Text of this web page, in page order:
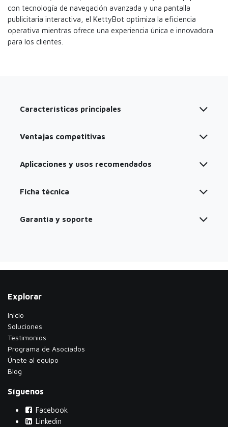
con tecnología de navegación avanzada y una pantalla
publicitaria interactiva, el KettyBot optimiza la eficiencia
operativa mientras ofrece una experiencia única e innovadora
para los clientes.
Características principales
Ventajas competitivas
Aplicaciones y usos recomendados
Ficha técnica
Garantía y soporte
Explorar
Inicio
Soluciones
Testimonios
​Programa de Asociados
Únete al equipo
Blog
Síguenos
Facebook
Linkedin